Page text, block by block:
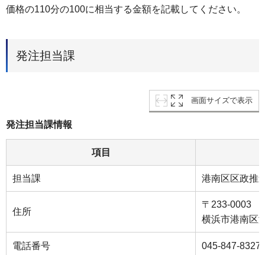
価格の110分の100に相当する金額を記載してください。
発注担当課
画面サイズで表示
発注担当課情報
項目
担当課 港南区区政推
住所
〒233-0003
横浜市港南区
電話番号 045-847-8327